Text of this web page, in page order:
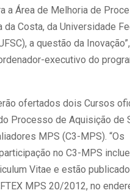
a Área de Melhoria de
da Costa, da Universidade
a questão da
executivo do
ofertados dois Cursos
Processo de Aquisição de
MPS (C3-MPS). “Os
no C3-MPS
Vitae e estão
MPS 20/2012, no